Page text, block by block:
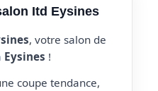
Itd Eysines
, votre salon de
Eysines !
coupe tendance,